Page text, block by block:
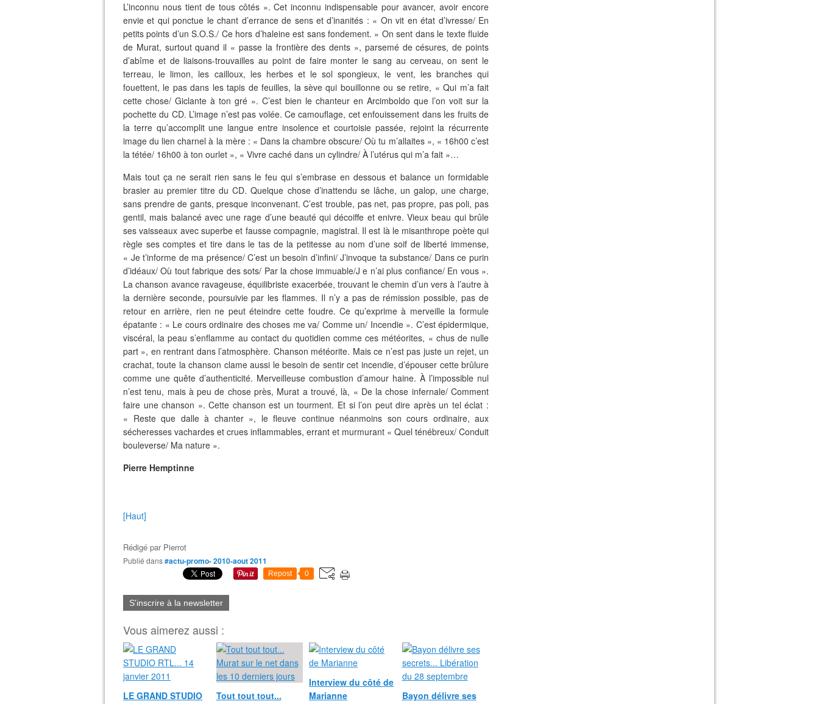
L’inconnu nous tient de tous côtés ». Cet inconnu indispensable pour avancer, avoir encore
envie et qui ponctue le chant d’errance de sens et d’inanités : « On vit en état d’ivresse/ En
petits points d’un S.O.S./ Ce hors d’haleine est sans fondement. » On sent dans le texte fluide
de Murat, surtout quand il « passe la frontière des dents », parsemé de césures, de points
d’abîme et de liaisons-trouvailles au point de faire monter le sang au cerveau, on sent le
terreau, le limon, les cailloux, les herbes et le sol spongieux, le vent, les branches qui
fouettent, le pas dans les tapis de feuilles, la sève qui bouillonne ou se retire, « Qui m’a fait
cette chose/ Giclante à ton gré ». C’est bien le chanteur en Arcimboldo que l’on voit sur la
pochette du CD. L’image n’est pas volée. Ce camouflage, cet enfouissement dans les fruits de
la terre qu’accomplit une langue entre insolence et courtoisie passée, rejoint la récurrente
image du lien charnel à la mère : « Dans la chambre obscure/ Où tu m’allaites », « 16h00 c’est
la tétée/ 16h00 à ton ourlet », « Vivre caché dans un cylindre/ À l’utérus qui m’a fait »…
Mais tout ça ne serait rien sans le feu qui s’embrase en dessous et balance un formidable
brasier au premier titre du CD. Quelque chose d’inattendu se lâche, un galop, une charge,
sans prendre de gants, presque inconvenant. C’est trouble, pas net, pas propre, pas poli, pas
gentil, mais balancé avec une rage d’une beauté qui décoiffe et enivre. Vieux beau qui brûle
ses vaisseaux avec superbe et fausse compagnie, magistral. Il est là le misanthrope poète qui
règle ses comptes et tire dans le tas de la petitesse au nom d’une soif de liberté immense,
« Je t’informe de ma présence/ C’est un besoin d’infini/ J’invoque ta substance/ Dans ce purin
d’idéaux/ Où tout fabrique des sots/ Par la chose immuable/J e n’ai plus confiance/ En vous ».
La chanson avance ravageuse, équilibriste exacerbée, trouvant le chemin d’un vers à l’autre à
la dernière seconde, poursuivie par les flammes. Il n’y a pas de rémission possible, pas de
retour en arrière, rien ne peut éteindre cette foudre. Ce qu’exprime à merveille la formule
épatante : « Le cours ordinaire des choses me va/ Comme un/ Incendie ». C’est épidermique,
viscéral, la peau s’enflamme au contact du quotidien comme ces météorites, « chus de nulle
part », en rentrant dans l’atmosphère. Chanson météorite. Mais ce n’est pas juste un rejet, un
crachat, toute la chanson clame aussi le besoin de sentir cet incendie, d’épouser cette brûlure
comme une quête d’authenticité. Merveilleuse combustion d’amour haine. À l’impossible nul
n’est tenu, mais à peu de chose près, Murat a trouvé, là, « De la chose infernale/ Comment
faire une chanson ». Cette chanson est un tourment. Et si l’on peut dire après un tel éclat :
« Reste que dalle à chanter », le fleuve continue néanmoins son cours ordinaire, aux
sécheresses vachardes et crues inflammables, errant et murmurant « Quel ténébreux/ Conduit
bouleverse/ Ma nature ».
Pierre Hemptinne
[Haut]
Rédigé par Pierrot
Publié dans#actu-promo- 2010-aout 2011
Repost 0
S'inscrire à la newsletter
Vous aimerez aussi :
LE GRAND STUDIO
Tout tout tout...
Interview du côté de
Marianne
Bayon délivre ses